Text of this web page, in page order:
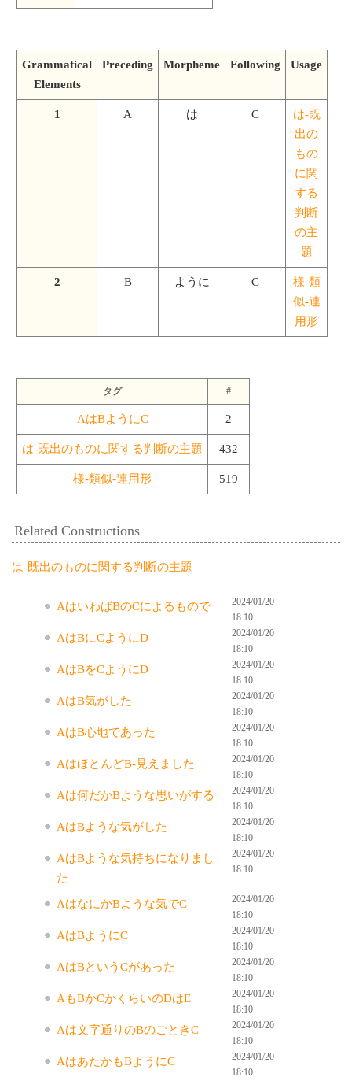
Grammatical
Elements
Preceding Morpheme Following Usage
1 A は C
は-既
出の
もの
に関
する
判断
の主
題
2 B ように C
様-類
似-連
用形
タグ #
AはBようにC 2
は-既出のものに関する判断の主題 432
様-類似-連用形 519
Related Constructions
は-既出のものに関する判断の主題
AはいわばBのCによるもので
2024/01/20
18:10
AはBにCようにD
2024/01/20
18:10
AはBをCようにD
2024/01/20
18:10
AはB気がした
2024/01/20
18:10
AはB心地であった
2024/01/20
18:10
AはほとんどB-見えました
2024/01/20
18:10
Aは何だかBような思いがする
2024/01/20
18:10
AはBような気がした
2024/01/20
18:10
AはBような気持ちになりまし
た
2024/01/20
18:10
AはなにかBような気でC
2024/01/20
18:10
AはBようにC
2024/01/20
18:10
AはBというCがあった
2024/01/20
18:10
AもBかCかくらいのDはE
2024/01/20
18:10
Aは文字通りのBのごときC
2024/01/20
18:10
AはあたかもBようにC
2024/01/20
18:10